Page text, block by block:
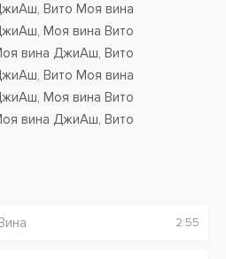
Вито Моя вина
Моя вина Вито
вина ДжиАш, Вито
Вито Моя вина
Моя вина Вито
вина ДжиАш, Вито
2:55